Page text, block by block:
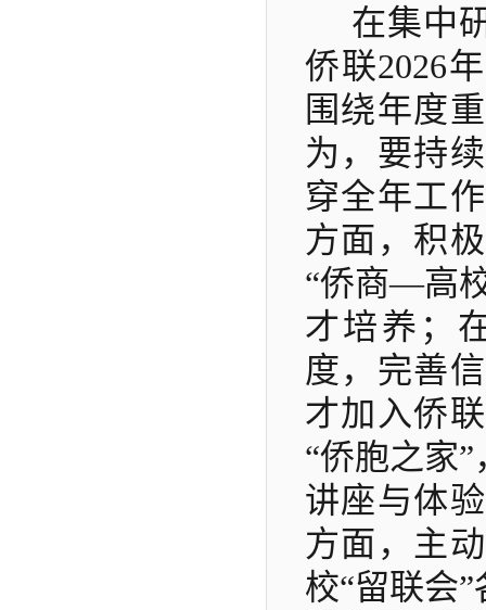
在集中
侨联2026
围绕年度
为，要持
穿全年工
方面，积
“侨商—高
才培养；
度，完善
才加入侨
“侨胞之家
讲座与体
方面，主
校“留联会